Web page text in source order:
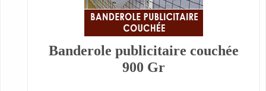
Banderole publicitaire couchée
900 Gr